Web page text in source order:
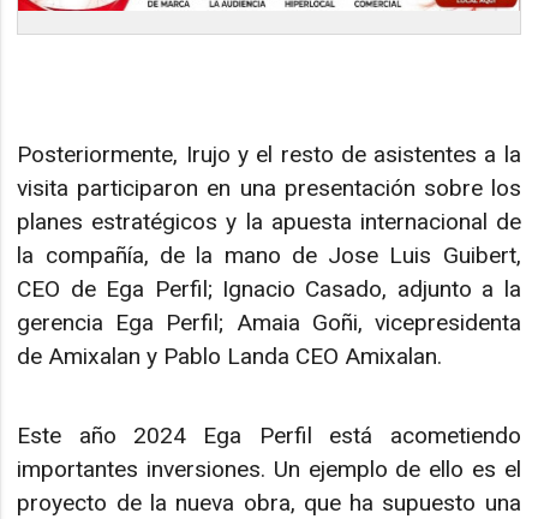
Posteriormente, Irujo y el resto de asistentes a la
visita participaron en una presentación sobre los
planes estratégicos y la apuesta internacional de
la compañía, de la mano de Jose Luis Guibert,
CEO de Ega Perfil; Ignacio Casado, adjunto a la
gerencia Ega Perfil; Amaia Goñi, vicepresidenta
de Amixalan y Pablo Landa CEO Amixalan.
Este año 2024 Ega Perfil está acometiendo
importantes inversiones. Un ejemplo de ello es el
proyecto de la nueva obra, que ha supuesto una